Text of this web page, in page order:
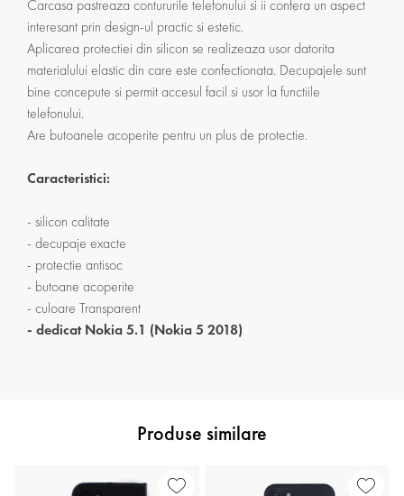
Carcasa pastreaza contururile telefonului si ii confera un aspect
interesant prin design-ul practic si estetic.
Aplicarea protectiei din silicon se realizeaza usor datorita
materialului elastic din care este confectionata. Decupajele sunt
bine concepute si permit accesul facil si usor la functiile
telefonului.
Are butoanele acoperite pentru un plus de protectie.
Caracteristici:
- silicon calitate
- decupaje exacte
- protectie antisoc
- butoane acoperite
- culoare Transparent
- dedicat Nokia 5.1 (Nokia 5 2018)
Produse similare